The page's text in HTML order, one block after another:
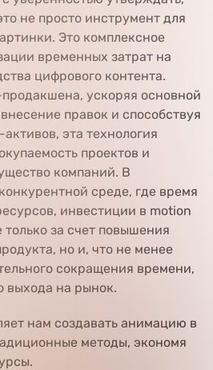
не просто инструмент для
Это комплексное
временных затрат на
цифрового контента.
ускоряя основной
правок и способствуя
эта технология
проектов и
компаний. В
среде, где время
инвестиции в motion
за счет повышения
но и, что не менее
сокращения времени,
выхода на рынок.
нам создавать анимацию в
методы, экономя